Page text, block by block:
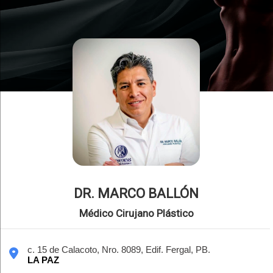
DR. MARCO BALLÓN
Médico Cirujano Plástico
c. 15 de Calacoto, Nro. 8089, Edif. Fergal, PB.
LA PAZ